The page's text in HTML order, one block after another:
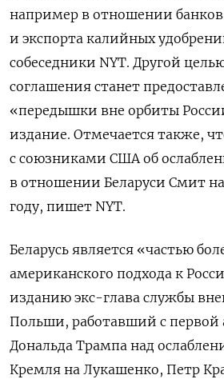
например в отношении банков
и экспорта калийных
собеседники NYT. Другой
соглашения станет
«передышки вне орбиты
издание. Отмечается также,
с союзниками США об
в отношении Беларуси Смит
году, пишет NYT.
Беларусь является «частью
американского подхода к
изданию экс-глава службы
Польши, работавший с первой
Дональда Трампа над
Кремля на Лукашенко, Петр